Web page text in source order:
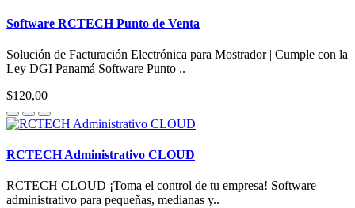
Software RCTECH Punto de Venta
Solución de Facturación Electrónica para Mostrador | Cumple con la
Ley DGI Panamá Software Punto ..
$120,00
RCTECH Administrativo CLOUD
RCTECH CLOUD ¡Toma el control de tu empresa! Software
administrativo para pequeñas, medianas y..